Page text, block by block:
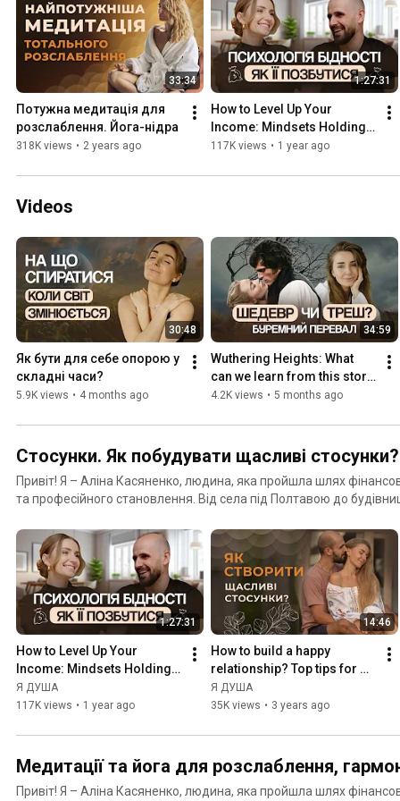
33:34
Потужна медитація для
розслаблення. Йога-нідра
318K views • 2 years ago
1:27:31
How to Level Up Your
Income: Mindsets Holding
You Back from Earning
117K views • 1 year ago
Videos
30:48
Як бути для себе опорою у
складні часи?
5.9K views • 4 months ago
34:59
Wuthering Heights: What
can we learn from this story
for ourselves in 2026?
4.2K views • 5 months ago
Стосунки. Як побудувати щасливі стосунки?
Привіт! Я – Аліна Касяненко, людина, яка пройшла шлях
та професійного становлення. Від села під Полтавою до
трансформаційних програм "Стан процвітання", "Цілісність" та "Level up". Ці
одна тема - стосунки. У соцмережах ми завжди бачимо картинку
що приховує справжнє життя? Пропоную поговорити про
та співзалежні стосунки. Як відрізнити їх від кармічних
виникають на нашому шляху та як вийти з них та побудувати
1:27:31
How to Level Up Your
Income: Mindsets Holding
You Back from Earning
More
Я ДУША
117K views • 1 year ago
14:46
How to build a happy
relationship? Top tips for
creating a harmonious
couple❤️
Я ДУША
35K views • 3 years ago
Медитації та йога для розслаблення,
Привіт! Я – Аліна Касяненко, людина, яка пройшла шлях